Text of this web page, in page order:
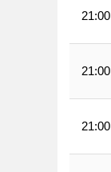
21:00
21:00
21:00